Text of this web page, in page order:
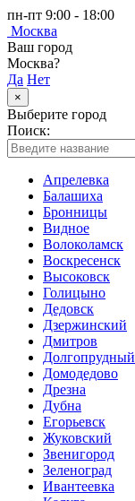
пн-пт 9:00 - 18:00
Москва
Ваш город
Москва?
Да Нет
×
Выберите город
Поиск:
Апрелевка
Балашиха
Бронницы
Видное
Волоколамск
Воскресенск
Высоковск
Голицыно
Дедовск
Дзержинский
Дмитров
Долгопрудный
Домодедово
Дрезна
Дубна
Егорьевск
Жуковский
Звенигород
Зеленоград
Ивантеевка